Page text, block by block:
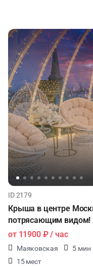
ID 2179
Крыша в центре
потрясающим видом!
от 11900 ₽/ час
Маяковская 5 мин
15 мест